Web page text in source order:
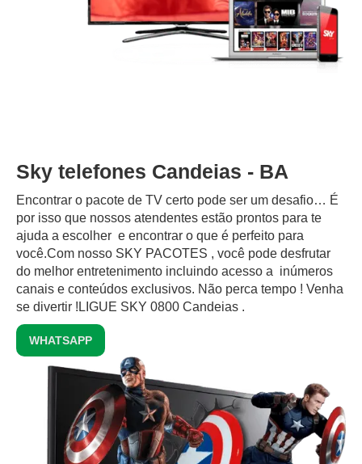
Sky telefones Candeias - BA
Encontrar o pacote de TV certo pode ser um desafio… É
por isso que nossos atendentes estão prontos para te
ajuda a escolher e encontrar o que é perfeito para
você.Com nosso SKY PACOTES , você pode desfrutar
do melhor entretenimento incluindo acesso a inúmeros
canais e conteúdos exclusivos.‍ Não perca tempo ! Venha
se divertir !LIGUE SKY 0800 Candeias .
WHATSAPP